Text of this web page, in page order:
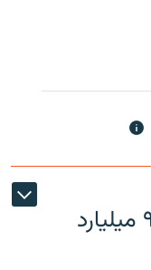
بانک مرکزی ایران گم شدن ۹ میلیارد